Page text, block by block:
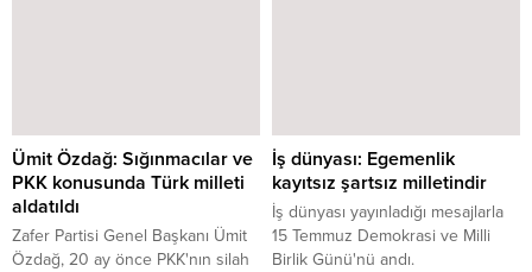
olarak nitelendirerek sözleri
üzerine MHP Sakarya Milletvekili
Muhammed ...
Ümit Özdağ: Sığınmacılar ve
PKK konusunda Türk milleti
aldatıldı
Zafer Partisi Genel Başkanı Ümit
Özdağ, 20 ay önce PKK'nın silah
İş dünyası: Egemenlik
kayıtsız şartsız milletindir
İş dünyası yayınladığı mesajlarla
15 Temmuz Demokrasi ve Milli
Birlik Günü'nü andı.